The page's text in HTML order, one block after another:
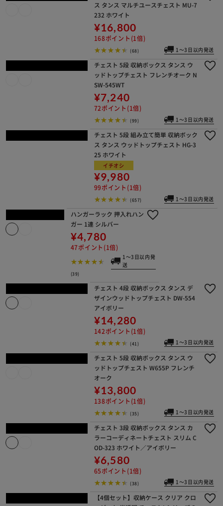
チェスト 4段 組み立て簡単 収納ボック
ス タンス マルチユースチェスト MU-7
232 ホワイト
¥16,800
(68) 1～3日以内発送
チェスト 5段 収納ボックス タンス ウ
ッドトップチェスト フレンチオーク N
SW-545WT
¥7,240
72ポイント(1倍)
チェスト 5段 組み立て簡単 収納ボック
ス タンス ウッドトップチェスト HG-3
25 ホワイト
イチオシ
¥9,980
(657) 1～3日以内発送
ハンガーラック 押入れハンガー 1連 シ
ルバー
¥4,780
47ポイント(1倍)
(39) 1～3日以内発送
ザインウッドトップチェスト DW-554
アイボリー
¥14,280
142ポイント(1倍)
(41)